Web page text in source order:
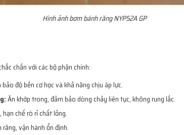
Hình ảnh bơm bánh răng NYP52A GP
chắn với các bộ phận chính:
độ bền cơ học và khả năng chịu áp lực.
Ăn khớp trong, đảm bảo dòng chảy liên tục, không rung lắc.
chế rò rỉ chất lỏng.
vận hành ổn định.